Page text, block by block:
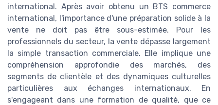
international. Après avoir obtenu un BTS commerce
international, l'importance d'une préparation solide à la
vente ne doit pas être sous-estimée. Pour les
professionnels du secteur, la vente dépasse largement
la simple transaction commerciale. Elle implique une
compréhension approfondie des marchés, des
segments de clientèle et des dynamiques culturelles
particulières aux échanges internationaux. En
s'engageant dans une formation de qualité, que ce